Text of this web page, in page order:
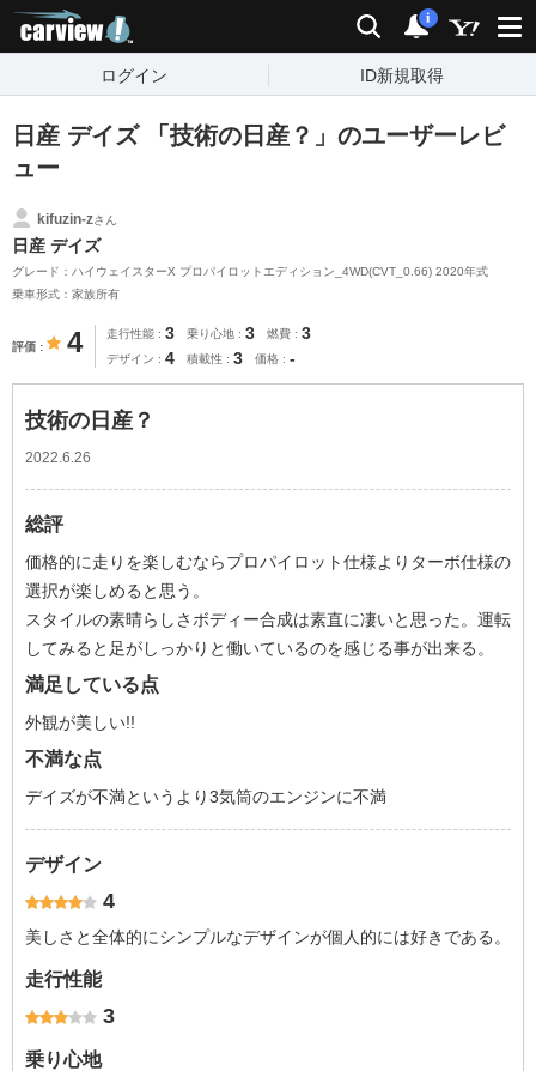
検索 通知
i
ログイン ID新規取得
日産 デイズ 「技術の日産？」のユーザーレビ
ュー
kifuzin-zさん
日産 デイズ
グレード：ハイウェイスターX プロパイロットエディション_4WD(CVT_0.66) 2020年式
乗車形式：家族所有
評価 4 走行性能 3 乗り心地 3 燃費 3
デザイン 4 積載性 3 価格 -
技術の日産？
2022.6.26
総評
価格的に走りを楽しむならプロパイロット仕様よりターボ仕様の
選択が楽しめると思う。
スタイルの素晴らしさボディー合成は素直に凄いと思った。運転
してみると足がしっかりと働いているのを感じる事が出来る。
満足している点
外観が美しい!!
不満な点
デイズが不満というより3気筒のエンジンに不満
デザイン
4
美しさと全体的にシンプルなデザインが個人的には好きである。
走行性能
3
乗り心地